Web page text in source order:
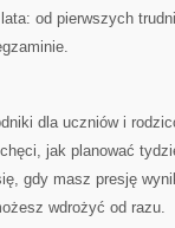
od pierwszych
dla uczniów i
jak planować
gdy masz presję
wdrożyć od razu.